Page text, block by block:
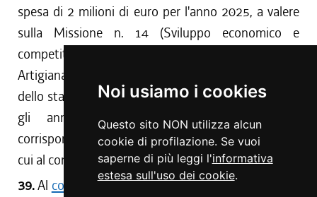
Noi usiamo i cookies
Questo sito NON utilizza alcun
cookie di profilazione. Se vuoi
saperne di più leggi l'informativa
estesa sull'uso dei cookie.
spesa di 2 milioni di euro per l'anno 2025, a valere
sulla Missione n. 14 (Sviluppo economico e
competitività) - Programma n. 1 (Industria PMI e
Artigianato) - Titolo n. 2 (Spese in conto capitale)
dello stato di previsione della spesa del bilancio per
gli anni 2025-2027, con riferimento alla
corrispondente variazione prevista dalla Tabella B di
cui al comma 61.
39.Al comma 20 dell'articolo 2 della legge regionale